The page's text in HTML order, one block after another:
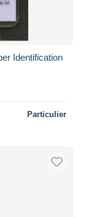
Identification
Particulier